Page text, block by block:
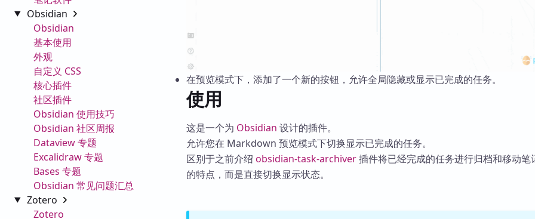
Obsidian
Obsidian
基本使用
外观
自定义 CSS
核心插件
社区插件
Obsidian 使用技巧
Obsidian 社区周报
Dataview 专题
Excalidraw 专题
Bases 专题
Obsidian 常见问题汇总
Zotero
Zotero
在预览模式下，添加了一个新的按钮，允许全局隐藏或显示已完成的任务。
使用
这是一个为 Obsidian 设计的插件。
允许您在 Markdown 预览模式下切换显示已完成的任务。
区别于之前介绍 obsidian-task-archiver插件将已经完成的任务进行归档和移动笔
的特点，而是直接切换显示状态。